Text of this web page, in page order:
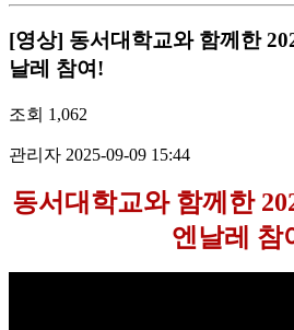
[영상] 동서대학교와 함께한
날레 참여!
조회 1,062
관리자 2025-09-09 15:44
동서대학교와 함께한
엔날레 참